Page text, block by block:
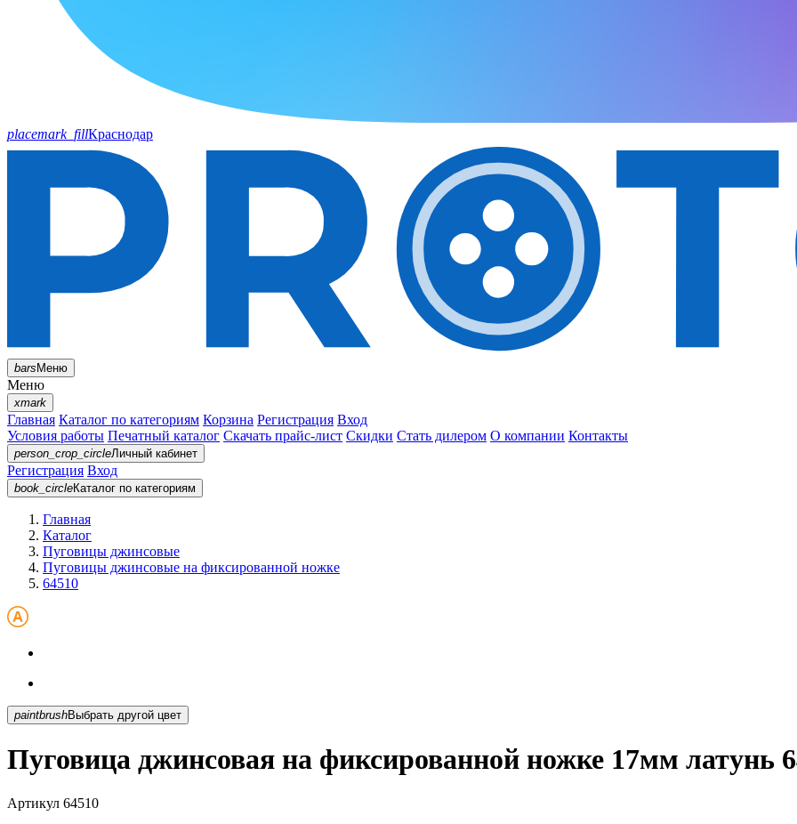
placemark_fillКраснодар
barsМеню
Меню
xmark
Главная Каталог по категориям Корзина Регистрация Вход
Условия работы Печатный каталог Скачать прайс-лист Скидки Стать дилером О компании Контакты
person_crop_circleЛичный кабинет
Регистрация Вход
book_circleКаталог по категориям
Главная
Каталог
Пуговицы джинсовые
Пуговицы джинсовые на фиксированной ножке
64510
paintbrush Выбрать другой цвет
Пуговица джинсовая на фиксированной ножке 17мм латунь
Артикул 64510